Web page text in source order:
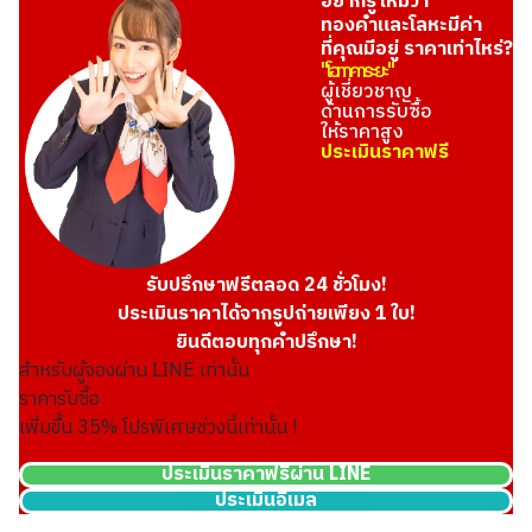
Platinum (Pt1000) Maple Leaf Coin 1/2 oz 2nd Coin 1/4 oz
ทองคำและโลหะมีค่า
ที่คุณมีอยู่ ราคาเท่าไหร่?
"โอทาคาระยะ"
ผู้เชี่ยวชาญ
ด้านการรับซื้อ
ให้ราคาสูง
ประเมินราคาฟรี
รับปรึกษาฟรีตลอด 24 ชั่วโมง!
ประเมินราคาได้จากรูปถ่ายเพียง 1 ใบ!
ยินดีตอบทุกคำปรึกษา!
สำหรับผู้จองผ่าน LINE เท่านั้น
ราคารับซื้อ
เพิ่มขึ้น35% โปรพิเศษช่วงนี้เท่านั้น !
ประเมินราคาฟรีผ่าน LINE
ประเมินอีเมล